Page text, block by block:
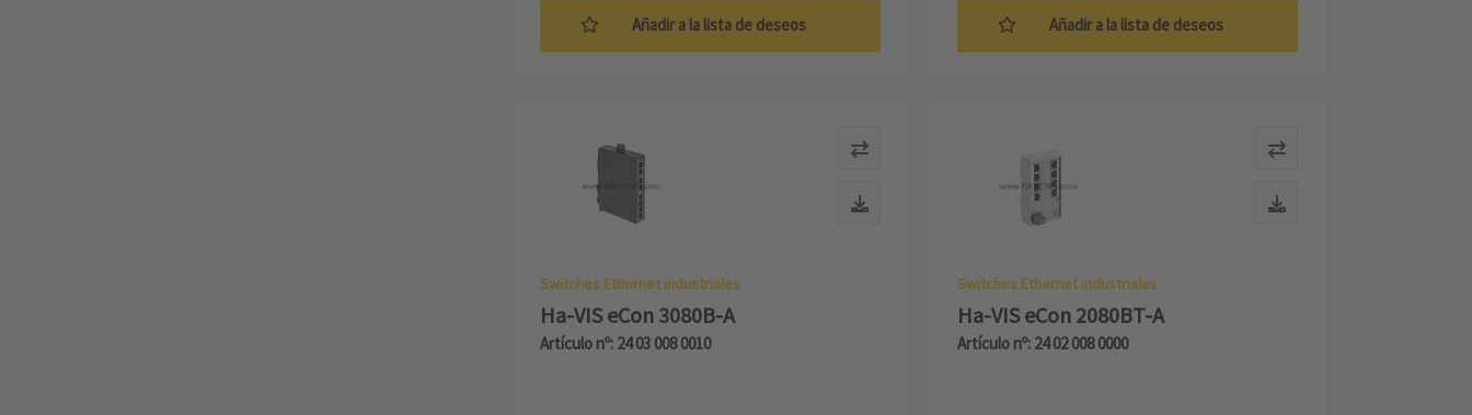
Temperatura de trabajo: -40 ... +70 °C
Añadir a la lista de deseos Temperatura de trabajo: -40 ... +70 °C
Añadir a la lista de deseos
Switches Ethernet industriales
Ha-VIS eCon 3080B-A
Artículo nº: 24 03 008 0010
Switches Ethernet industriales
Ha-VIS eCon 2080BT-A
Artículo nº: 24 02 008 0000